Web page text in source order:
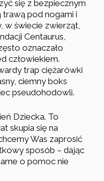
się z bezpiecznym
pod nogami i
w świecie zwierząt,
Centaurus,
oznaczało
człowiekiem.
trap ciężarówki
ciemny boks
pseudohodowli.
Dziecka. To
skupia się na
Was zaprosić
sposób – dając
o pomoc nie